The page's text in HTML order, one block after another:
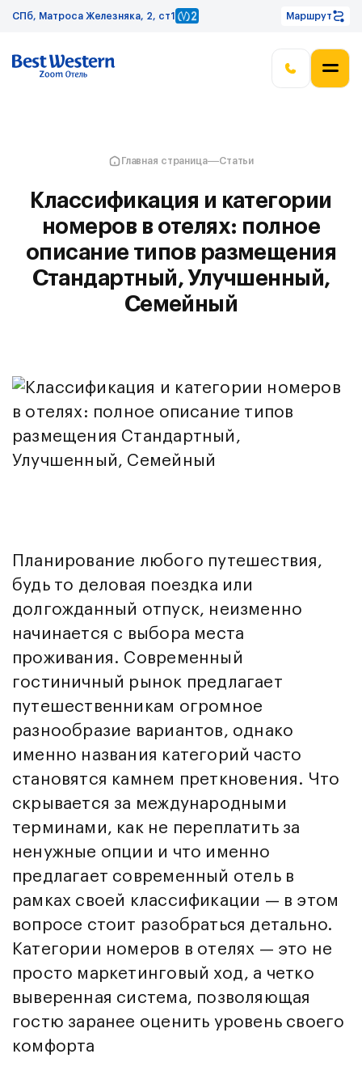
СПб, Матроса Железняка, 2, ст1 Маршрут
Главная страница Статьи
Классификация и категории
номеров в отелях: полное
описание типов размещения
Стандартный, Улучшенный,
Семейный
Планирование любого путешествия,
будь то деловая поездка или
долгожданный отпуск, неизменно
начинается с выбора места
проживания. Современный
гостиничный рынок предлагает
путешественникам огромное
разнообразие вариантов, однако
именно названия категорий часто
становятся камнем преткновения. Что
скрывается за международными
терминами, как не переплатить за
ненужные опции и что именно
предлагает современный отель в
рамках своей классификации — в этом
вопросе стоит разобраться детально.
Категории номеров в отелях — это не
просто маркетинговый ход, а четко
выверенная система, позволяющая
гостю заранее оценить уровень своего
комфорта